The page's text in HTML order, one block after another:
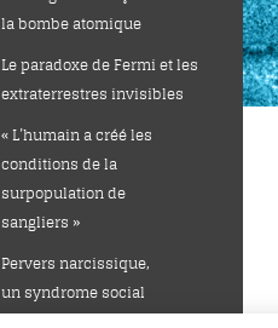
la bombe atomique
Le paradoxe de Fermi et les
extraterrestres invisibles
« L’humain a créé les
conditions de la
surpopulation de
sangliers »
Pervers narcissique,
un syndrome social